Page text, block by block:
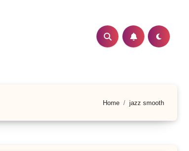
Home jazz smooth